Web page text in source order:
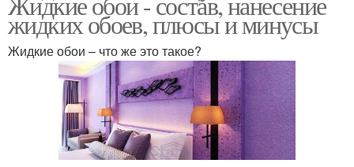
жидких обоев, плюсы и минусы
Жидкие обои – что же это такое?